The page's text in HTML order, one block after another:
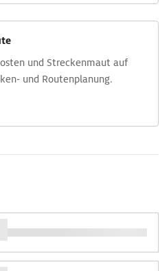
und Streckenmaut auf
und Routenplanung.